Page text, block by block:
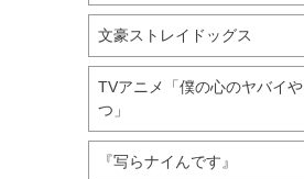
文豪ストレイドッグス
TVアニメ「僕の心のヤバイや
つ」
『写らナイんです』